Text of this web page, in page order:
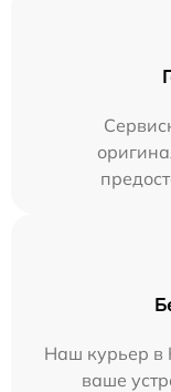
Наш курьер в
ваше